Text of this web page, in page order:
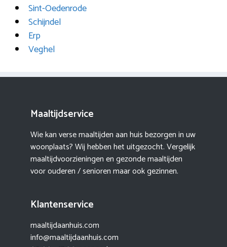
Sint-Oedenrode
Schijndel
Erp
Veghel
Maaltijdservice
Wie kan verse maaltijden aan huis bezorgen in uw
woonplaats? Wij hebben het uitgezocht. Vergelijk
maaltijdvoorzieningen en gezonde maaltijden
voor ouderen / senioren maar ook gezinnen.
Klantenservice
maaltijdaanhuis.com
info@maaltijdaanhuis.com